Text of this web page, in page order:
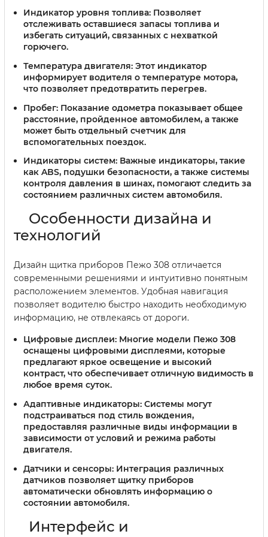
Индикатор уровня топлива: Позволяет
отслеживать оставшиеся запасы топлива и
избегать ситуаций, связанных с нехваткой
горючего.
Температура двигателя: Этот индикатор
информирует водителя о температуре мотора,
что позволяет предотвратить перегрев.
Пробег: Показание одометра показывает общее
расстояние, пройденное автомобилем, а также
может быть отдельный счетчик для
вспомогательных поездок.
Индикаторы систем: Важные индикаторы, такие
как ABS, подушки безопасности, а также системы
контроля давления в шинах, помогают следить за
состоянием различных систем автомобиля.
Особенности дизайна и
технологий
Дизайн щитка приборов Пежо 308 отличается
современными решениями и интуитивно понятным
расположением элементов. Удобная навигация
позволяет водителю быстро находить необходимую
информацию, не отвлекаясь от дороги.
Цифровые дисплеи: Многие модели Пежо 308
оснащены цифровыми дисплеями, которые
предлагают яркое освещение и высокий
контраст, что обеспечивает отличную видимость в
любое время суток.
Адаптивные индикаторы: Системы могут
подстраиваться под стиль вождения,
предоставляя различные виды информации в
зависимости от условий и режима работы
двигателя.
Датчики и сенсоры: Интеграция различных
датчиков позволяет щитку приборов
автоматически обновлять информацию о
состоянии автомобиля.
Интерфейс и